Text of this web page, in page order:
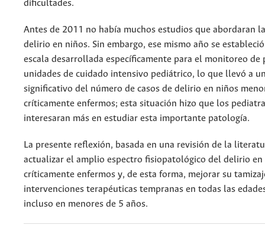
dificultades.
Antes de 2011 no había muchos estudios que abordaran
delirio en niños. Sin embargo, ese mismo año se
escala desarrollada específicamente para el monitoreo de
unidades de cuidado intensivo pediátrico, lo que llevó a
significativo del número de casos de delirio en niños
críticamente enfermos; esta situación hizo que los
interesaran más en estudiar esta importante patología.
La presente reflexión, basada en una revisión de la
actualizar el amplio espectro fisiopatológico del delirio en
críticamente enfermos y, de esta forma, mejorar su
intervenciones terapéuticas tempranas en todas las
incluso en menores de 5 años.